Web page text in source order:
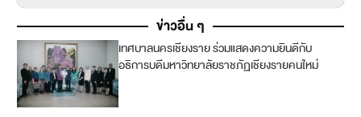
ข่าวอื่น ๆ
เทศบาลนครเชียงราย ร่วมแสดงความยินดีกับ
อธิการบดีมหาวิทยาลัยราชภัฏเชียงรายคนใหม่